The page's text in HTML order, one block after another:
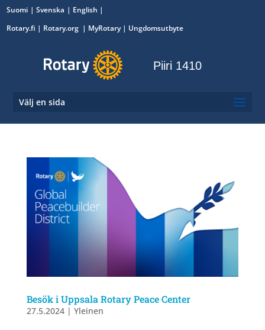
Suomi Svenska
English
Rotary.fi | Rotary.org | MyRotary| Ungdomsutbyte
Piiri 1410
Välj en sida
Besök i Uppsala Rotary Peace Center
27.5.2024| Yleinen